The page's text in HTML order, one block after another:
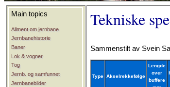
Main topics
Allment om jernbane
Jernbanehistorie
Baner
Lok & vogner
Tog
Jernb. og samfunnet
Jernbanebilder
Tekniske
Sammenstilt av Svein
Type Akselrekkefølge
Lengde
over
buffere